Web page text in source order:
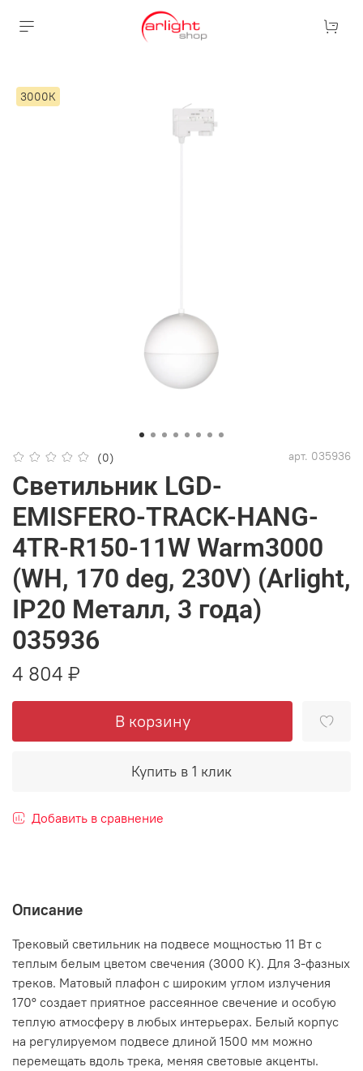
3000К
(0) арт. 035936
Светильник LGD-
EMISFERO-TRACK-HANG-
4TR-R150-11W Warm3000
(WH, 170 deg, 230V) (Arlight,
IP20 Металл, 3 года)
035936
4 804 ₽
В корзину
Купить в 1 клик
Добавить в сравнение
Описание
Трековый светильник на подвесе мощностью 11 Вт с
теплым белым цветом свечения (3000 К). Для 3-фазных
треков. Матовый плафон с широким углом излучения
170° создает приятное рассеянное свечение и особую
теплую атмосферу в любых интерьерах. Белый корпус
на регулируемом подвесе длиной 1500 мм можно
перемещать вдоль трека, меняя световые акценты.